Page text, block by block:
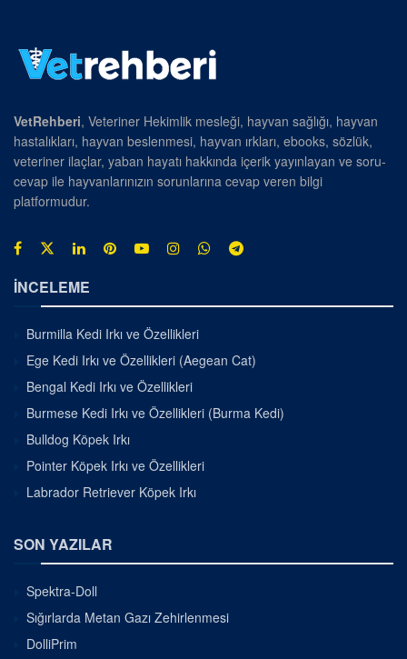
VetRehberi, Veteriner Hekimlik mesleği, hayvan sağlığı, hayvan
hastalıkları, hayvan beslenmesi, hayvan ırkları, ebooks, sözlük,
veteriner ilaçlar, yaban hayatı hakkında içerik yayınlayan ve soru-
cevap ile hayvanlarınızın sorunlarına cevap veren bilgi
platformudur.
İNCELEME
Burmilla Kedi Irkı ve Özellikleri
Ege Kedi Irkı ve Özellikleri (Aegean Cat)
Bengal Kedi Irkı ve Özellikleri
Burmese Kedi Irkı ve Özellikleri (Burma Kedi)
Bulldog Köpek Irkı
Pointer Köpek Irkı ve Özellikleri
Labrador Retriever Köpek Irkı
SON YAZILAR
Spektra-Doll
Sığırlarda Metan Gazı Zehirlenmesi
DolliPrim